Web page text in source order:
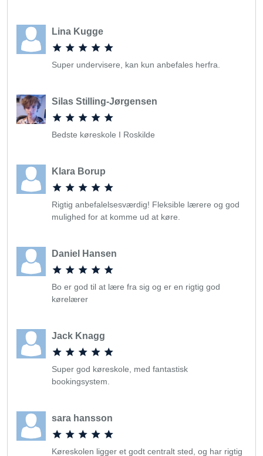
Lina Kugge
Super undervisere, kan kun anbefales herfra.
Silas Stilling-Jørgensen
Bedste køreskole I Roskilde
Klara Borup
Rigtig anbefalelsesværdig! Fleksible lærere og god
mulighed for at komme ud at køre.
Daniel Hansen
Bo er god til at lære fra sig og er en rigtig god
kørelærer
Jack Knagg
Super god køreskole, med fantastisk
bookingsystem.
sara hansson
Køreskolen ligger et godt centralt sted, og har rigtig